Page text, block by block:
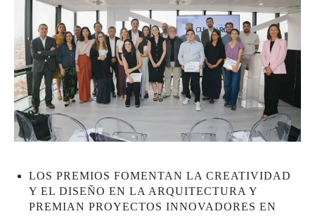
LOS PREMIOS FOMENTAN LA CREATIVIDAD
Y EL DISEÑO EN LA ARQUITECTURA Y
PREMIAN PROYECTOS INNOVADORES EN